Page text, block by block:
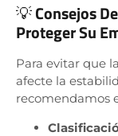
💡Consejos
Proteger Su
Para evitar que
afecte la
recomendamos